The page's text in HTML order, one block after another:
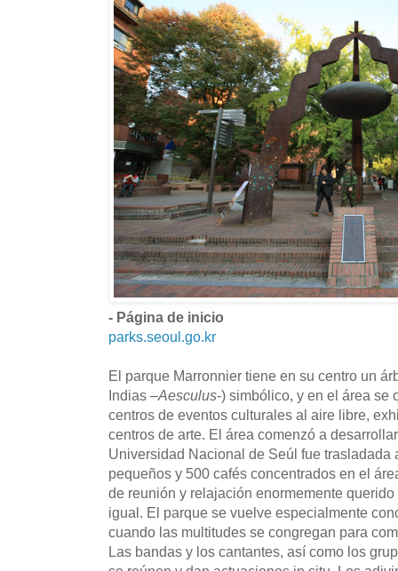
- Página de inicio
parks.seoul.go.kr
El parque Marronnier tiene en su centro un
Indias –Aesculus-) simbólico, y en el área se
centros de eventos culturales al aire libre,
centros de arte. El área comenzó a
Universidad Nacional de Seúl fue trasladada
pequeños y 500 cafés concentrados en el
de reunión y relajación enormemente
igual. El parque se vuelve especialmente
cuando las multitudes se congregan para
Las bandas y los cantantes, así como los